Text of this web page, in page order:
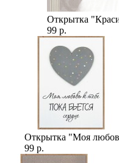
Открытка
99 р.
Открытка "Моя
99 р.